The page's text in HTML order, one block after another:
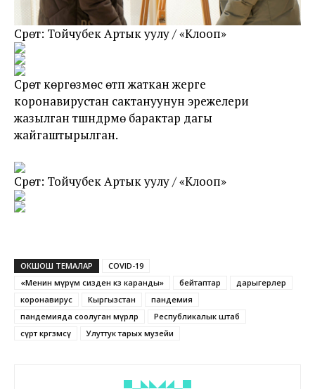
Сүрөт: Тойчубек Артык уулу / «Клооп»
Cүрөт көргөзмөсү өтүп жаткан жерге
коронавирустан сактануунун эрежелери
жазылган түшүндүрмө барактар дагы
жайгаштырылган.
Сүрөт: Тойчубек Артык уулу / «Клооп»
ОКШОШ ТЕМАЛАР
COVID-19
«Менин өмүрүм сизден көз каранды»
бейтаптар
дарыгерлер
коронавирус
Кыргызстан
пандемия
пандемияда соолуган өмүрлөр
Республикалык штаб
сүрөт көргөзмөсү
Улуттук тарых музейи